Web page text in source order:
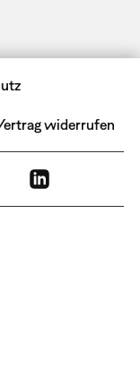
widerrufen